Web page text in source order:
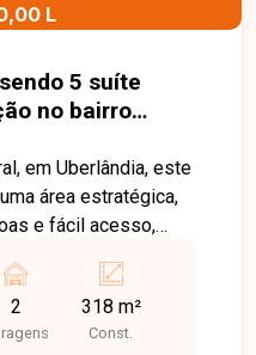
L
5 suíte
no bairro
MG
em Uberlândia, este
área estratégica,
e fácil acesso,
em
com recepção, 3
(podendo ser
2 318 m²
Const.